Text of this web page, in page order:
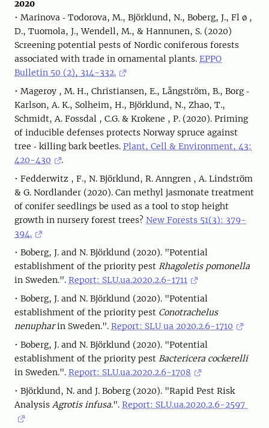
2020
• Marinova ‐ Todorova, M., Björklund, N., Boberg, J., Fl ø ,
D., Tuomola, J., Wendell, M., & Hannunen, S. (2020)
Screening potential pests of Nordic coniferous forests
associated with trade in ornamental plants. EPPO
Bulletin 50 (2), 314-332.
• Mageroy , M. H., Christiansen, E., Långström, B., Borg ‐
Karlson, A. K., Solheim, H., Björklund, N., Zhao, T.,
Schmidt, A. Fossdal , C.G. & Krokene , P. (2020). Priming
of inducible defenses protects Norway spruce against
tree ‐ killing bark beetles. Plant, Cell & Environment, 43:
420-430
.
• Fedderwitz , F., N. Björklund, R. Anngren , A. Lindström
& G. Nordlander (2020). Can methyl jasmonate treatment
of conifer seedlings be used as a tool to stop height
growth in nursery forest trees? New Forests 51(3): 379-
394.
• Boberg, J. and N. Björklund (2020). "Potential
establishment of the priority pest Rhagoletis pomonella
in Sweden.". Report: SLU.ua.2020.2.6-1711
• Boberg, J. and N. Björklund (2020). "Potential
establishment of the priority pest Conotrachelus
nenupharin Sweden.". Report: SLU ua 2020.2.6-1710
• Boberg, J. and N. Björklund (2020). "Potential
establishment of the priority pest Bactericera cockerelli
in Sweden.". Report: SLU.ua.2020.2.6-1708
• Björklund, N. and J. Boberg (2020). "Rapid Pest Risk
Analysis Agrotis infusa.". Report: SLU.ua.2020.2.6-2597